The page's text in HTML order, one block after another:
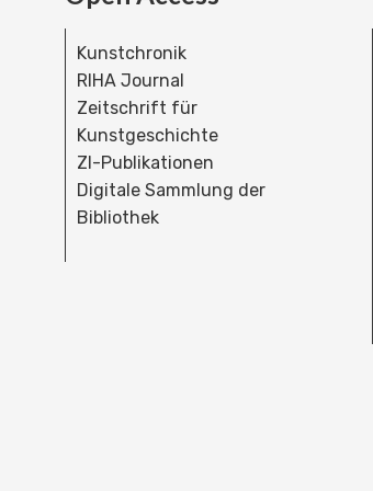
Kunstchronik
RIHA Journal
Zeitschrift für
Kunstgeschichte
ZI-Publikationen
Digitale Sammlung der
Bibliothek